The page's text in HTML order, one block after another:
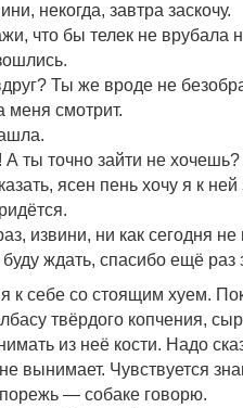
некогда, завтра заскочу.
что бы телек не врубала
Ты же вроде не
меня смотрит.
ты точно зайти не хочешь?
ясен пень хочу я к
извини, ни как сегодня не
ждать, спасибо ещё раз
к себе со стоящим хуем.
твёрдого копчения,
из неё кости. Надо
вынимает. Чувствуется
— собаке говорю.